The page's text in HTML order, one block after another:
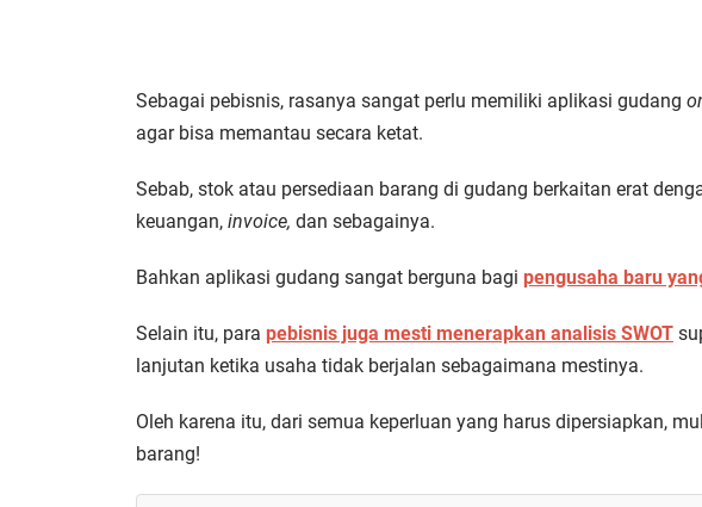
Sebagai pebisnis, rasanya sangat perlu memiliki aplikasi gudang
agar bisa memantau secara ketat.
Sebab, stok atau persediaan barang di gudang berkaitan erat
keuangan, invoice, dan sebagainya.
Bahkan aplikasi gudang sangat berguna bagi pengusaha baru
Selain itu, para pebisnis juga mesti menerapkan analisis SWOT
lanjutan ketika usaha tidak berjalan sebagaimana mestinya.
Oleh karena itu, dari semua keperluan yang harus dipersiapkan,
barang!